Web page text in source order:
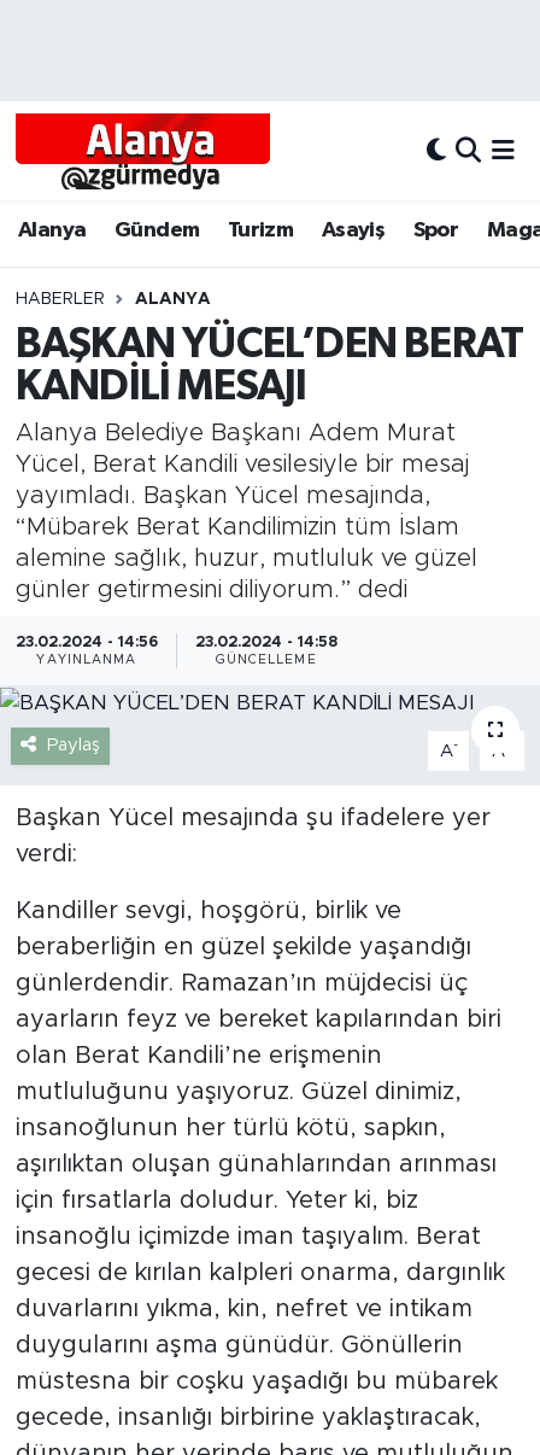
Alanya Gündem Turizm Asayiş Spor
HABERLER ALANYA
BAŞKAN YÜCEL’DEN BERAT
KANDİLİ MESAJI
Alanya Belediye Başkanı Adem Murat
Yücel, Berat Kandili vesilesiyle bir mesaj
yayımladı. Başkan Yücel mesajında,
“Mübarek Berat Kandilimizin tüm İslam
alemine sağlık, huzur, mutluluk ve güzel
günler getirmesini diliyorum.” dedi
23.02.2024 - 14:56
YAYINLANMA
23.02.2024 - 14:58
GÜNCELLEME
Paylaş A- A
Başkan Yücel mesajında şu ifadelere yer
verdi:
Kandiller sevgi, hoşgörü, birlik ve
beraberliğin en güzel şekilde yaşandığı
günlerdendir. Ramazan’ın müjdecisi üç
ayarların feyz ve bereket kapılarından biri
olan Berat Kandili’ne erişmenin
mutluluğunu yaşıyoruz. Güzel dinimiz,
insanoğlunun her türlü kötü, sapkın,
aşırılıktan oluşan günahlarından arınması
için fırsatlarla doludur. Yeter ki, biz
insanoğlu içimizde iman taşıyalım. Berat
gecesi de kırılan kalpleri onarma, dargınlık
duvarlarını yıkma, kin, nefret ve intikam
duygularını aşma günüdür. Gönüllerin
müstesna bir coşku yaşadığı bu mübarek
gecede, insanlığı birbirine yaklaştıracak,
Alanyum
Bölgesel
Dünya
Eğitim
Ekonomi
Gazipaşa
Güncel
Gündem
İnşaat-Emlak
Kültür-Sanat
Siyaset
Spor
Türkiye
Yaşam
Yerel
Alanya Hava Durumu
Tüm Manşetler
Son Dakika Haberleri
Haber Arşivi